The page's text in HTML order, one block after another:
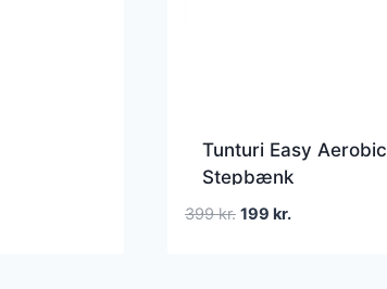
Tunturi Easy Aerobic
Stepbænk
399kr. Den
199 kr.Den